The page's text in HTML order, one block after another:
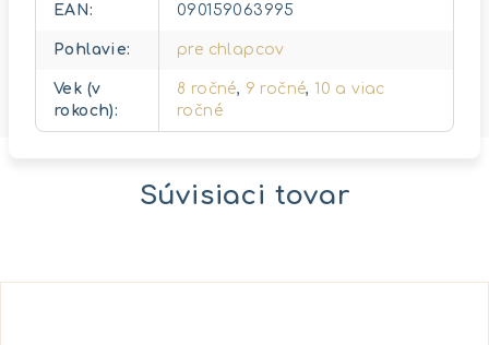
EAN: 090159063995
Pohlavie: pre chlapcov
Vek (v
rokoch):
8 ročné, 9 ročné,10 a viac
ročné
Súvisiaci tovar